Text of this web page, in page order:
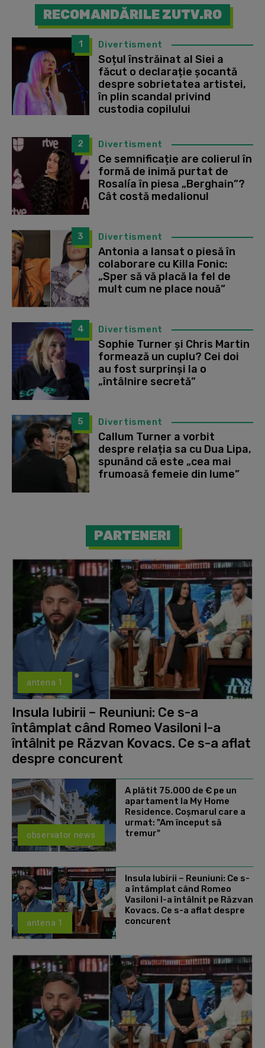
RECOMANDĂRILE ZUTV.RO
1 Divertisment
Soțul înstrăinat al Siei a
făcut o declarație șocantă
despre sobrietatea artistei,
în plin scandal privind
custodia copilului
2 Divertisment
Ce semnificație are colierul în
formă de inimă purtat de
Rosalía în piesa „Berghain”?
Cât costă medalionul
3 Divertisment
Antonia a lansat o piesă în
colaborare cu Killa Fonic:
„Sper să vă placă la fel de
mult cum ne place nouă”
4 Divertisment
Sophie Turner și Chris Martin
formează un cuplu? Cei doi
au fost surprinși la o
„întâlnire secretă”
5 Divertisment
Callum Turner a vorbit
despre relația sa cu Dua Lipa,
spunând că este „cea mai
frumoasă femeie din lume”
PARTENERI
antena 1
Insula Iubirii – Reuniuni: Ce s-a
întâmplat când Romeo Vasiloni l-a
întâlnit pe Răzvan Kovacs. Ce s-a aflat
despre concurent
observator news
A plătit 75.000 de € pe un
apartament la My Home
Residence. Coşmarul care a
urmat: "Am început să
tremur"
antena 1
Insula Iubirii – Reuniuni: Ce s-
a întâmplat când Romeo
Vasiloni l-a întâlnit pe Răzvan
Kovacs. Ce s-a aflat despre
concurent